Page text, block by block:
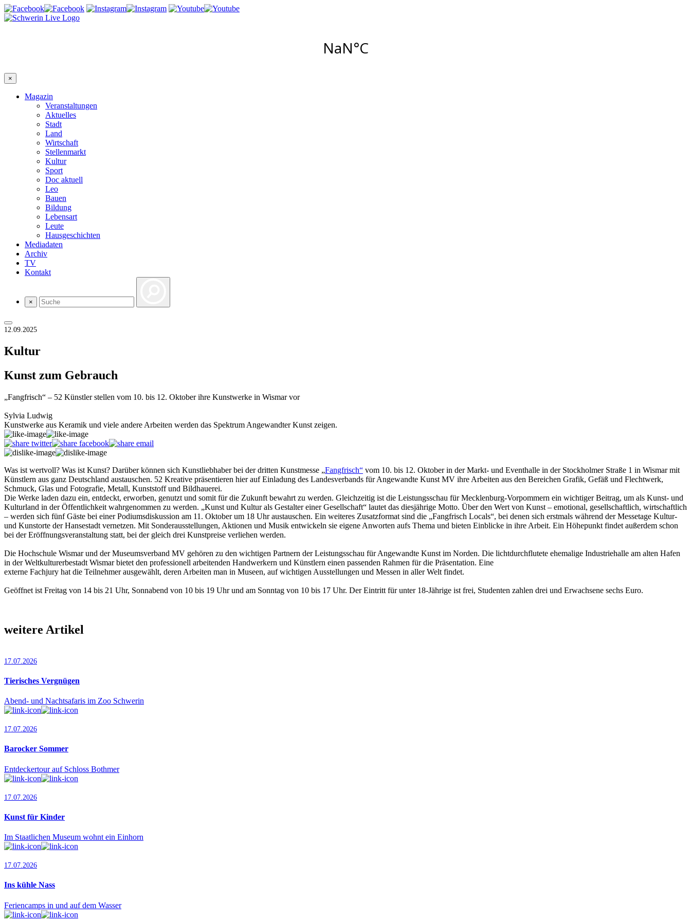
×
Magazin
Veranstaltungen
Aktuelles
Stadt
Land
Wirtschaft
Stellenmarkt
Kultur
Sport
Doc aktuell
Leo
Bauen
Bildung
Lebensart
Leute
Hausgeschichten
Mediadaten
Archiv
TV
Kontakt
×
12.09.2025
Kultur
Kunst zum Gebrauch
„Fangfrisch“ – 52 Künstler stellen vom 10. bis 12. Oktober ihre Kunstwerke in Wismar vor
Sylvia Ludwig
Kunstwerke aus Keramik und viele andere Arbeiten werden das Spektrum Angewandter Kunst zeigen.
Was ist wertvoll? Was ist Kunst? Darüber können sich Kunstlieb­haber bei der dritten Kunstmesse „Fangfrisch“ vom 10. bis 12. Oktober in der Markt- und Eventhalle in der Stockholmer Straße 1 in Wismar mit
Künstlern aus ganz Deutschland austauschen. 52 Kreative präsentieren hier auf Einladung des Landesverbands für Angewandte Kunst MV ihre Arbeiten aus den Bereichen Grafik, Gefäß und Flechtwerk,
Schmuck, Glas und Fotografie, Metall, Kunststoff und Bildhauerei.
Die Werke laden dazu ein, entdeckt, erworben, genutzt und somit für die Zukunft bewahrt zu werden. Gleichzeitig ist die Leistungsschau für Mecklenburg-Vorpommern ein wichtiger Beitrag, um als Kunst- und
Kulturland in der Öffentlichkeit wahrgenommen zu werden. „Kunst und Kultur als Gestalter einer Gesellschaft“ lautet das diesjährige Motto. Über den Wert von Kunst – emotional, gesellschaftlich, wirtschaftlich
– werden sich fünf Gäste bei einer Podiumsdiskussion am 11. Oktober um 18 Uhr austauschen. Ein weiteres Zusatzformat sind die „Fangfrisch Locals“, bei denen sich erstmals während der Messetage Kultur-
und Kunstorte der Hansestadt vernetzen. Mit Sonderausstellungen, Aktionen und Musik entwickeln sie eigene Anworten aufs Thema und bieten Einblicke in ihre Arbeit. Ein Höhepunkt findet außerdem schon
bei der Eröffnungs­veranstaltung statt, bei der gleich drei Kunstpreise verliehen werden.
Die Hochschule Wismar und der Museumsverband MV gehören zu den wichtigen Partnern der Leistungsschau für Angewandte Kunst im Norden. Die lichtdurchflutete ehemalige Industrie­halle am alten Hafen
in der Weltkulturerbestadt Wismar bietet den professionell arbeitenden Handwerkern und Künstlern einen passenden Rahmen für die Präsentation. Eine
externe Fachjury hat die Teilnehmer ausgewählt, deren Arbeiten man in Museen, auf wichtigen Ausstellungen und Messen in aller Welt findet.
Geöffnet ist Freitag von 14 bis 21 Uhr, Sonnabend von 10 bis 19 Uhr und am Sonntag von 10 bis 17 Uhr. Der Eintritt für unter 18-Jährige ist frei, Studenten zahlen drei und Erwachsene sechs Euro.
weitere Artikel
17.07.2026
Tierisches Vergnügen
Abend- und Nachtsafaris im Zoo Schwerin
17.07.2026
Barocker Sommer
Entdeckertour auf Schloss Bothmer
17.07.2026
Kunst für Kinder
Im Staatlichen Museum wohnt ein Einhorn
17.07.2026
Ins kühle Nass
Feriencamps in und auf dem Wasser